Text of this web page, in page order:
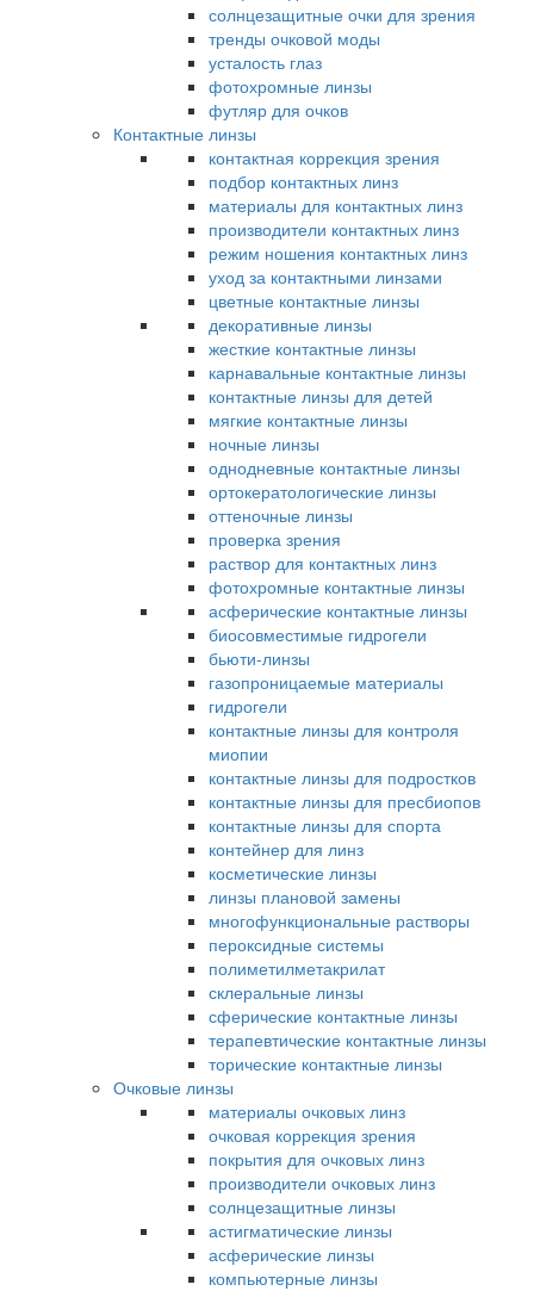
солнцезащитные очки для зрения
тренды очковой моды
усталость глаз
фотохромные линзы
футляр для очков
Контактные линзы
контактная коррекция зрения
подбор контактных линз
материалы для контактных линз
производители контактных линз
режим ношения контактных линз
уход за контактными линзами
цветные контактные линзы
декоративные линзы
жесткие контактные линзы
карнавальные контактные линзы
контактные линзы для детей
мягкие контактные линзы
ночные линзы
однодневные контактные линзы
ортокератологические линзы
оттеночные линзы
проверка зрения
раствор для контактных линз
фотохромные контактные линзы
асферические контактные линзы
биосовместимые гидрогели
бьюти-линзы
газопроницаемые материалы
гидрогели
контактные линзы для контроля
миопии
контактные линзы для подростков
контактные линзы для пресбиопов
контактные линзы для спорта
контейнер для линз
косметические линзы
линзы плановой замены
многофункциональные растворы
пероксидные системы
полиметилметакрилат
склеральные линзы
сферические контактные линзы
терапевтические контактные линзы
торические контактные линзы
Очковые линзы
материалы очковых линз
очковая коррекция зрения
покрытия для очковых линз
производители очковых линз
солнцезащитные линзы
астигматические линзы
асферические линзы
компьютерные линзы